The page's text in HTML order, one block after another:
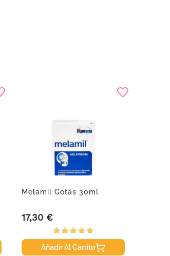
Melamil Gotas 30ml
Precio
17,30 €
Añadir Al Carrito